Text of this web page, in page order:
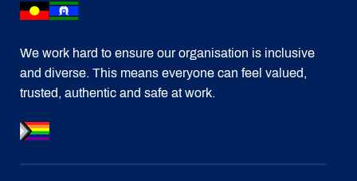
We work hard to ensure our organisation is inclusive
and diverse. This means everyone can feel valued,
trusted, authentic and safe at work.